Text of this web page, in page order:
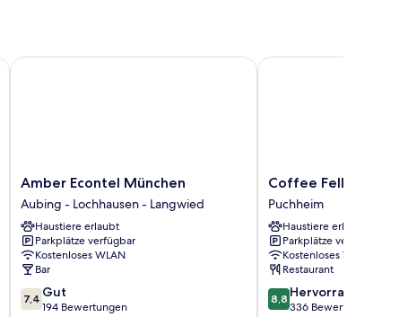
Amber
Econtel
München
Aubing
-
Lochhausen
-
Langwied
Amber Econtel München
Aubing - Lochhausen - Langwied
Haustiere erlaubt
Parkplätze verfügbar
Kostenloses WLAN
Bar
7.4
von
7,4 Gut
194 Bewertungen
Amber Econtel München
Coffee
Fellows
Hotel
Puchheim
Puchheim
Coffee Fellows
Puchheim
Haustiere erlaubt
Parkplätze verfügbar
Kostenloses WLAN
Restaurant
8.8
von
8,8 Hervorragend
336 Bewertungen
Coffee Fellows Hotel